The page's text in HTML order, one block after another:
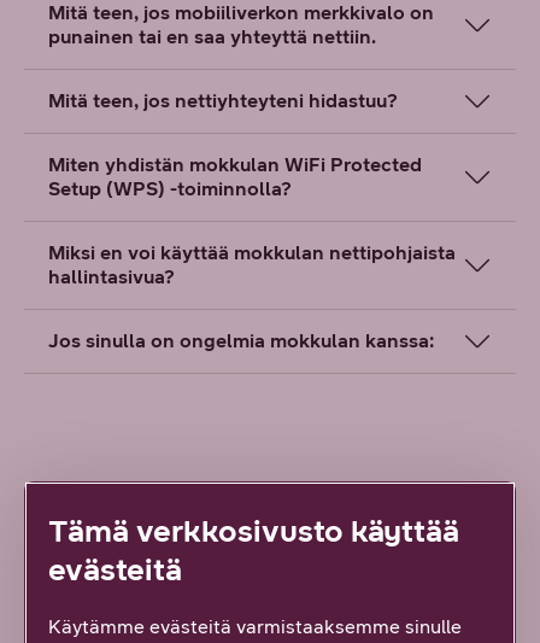
Mitä teen, jos mobiiliverkon merkkivalo on
punainen tai en saa yhteyttä nettiin.
Mitä teen, jos nettiyhteyteni hidastuu?
Miten yhdistän mokkulan WiFi Protected
Setup (WPS) -toiminnolla?
Miksi en voi käyttää mokkulan nettipohjaista
hallintasivua?
Jos sinulla on ongelmia mokkulan kanssa:
Löysitkö etsimäsi tiedon tältä sivulta?
Palautteesi on tärkeää!
vastausta
Tämä verkkosivusto käyttää
evästeitä
Käytämme evästeitä varmistaaksemme sinulle